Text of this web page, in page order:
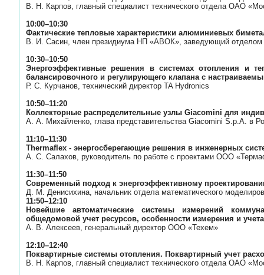
В. Н. Карпов, главный специалист технического отдела ОАО
10:00–10:30
Фактические тепловые характеристики алюминиевых
В. И. Сасин, член президиума НП «АВОК», заведующий
10:30–10:50
Энергоэффективные решения в системах отопления и
балансировочного и регулирующего клапана с
Р. С. Курчанов, технический директор TA Hydronics
10:50–11:20
Коллекторные распределительные узлы Giacomini для
А. А. Михайленко, глава представительства Giacomini S.p.A. в
11:10–11:30
Thermaflex - энергосберегающие решения в инженерных
А. С. Салахов, руководитель по работе с проектами ООО
11:30–11:50
Современный подход к энергоэффективному
Д. М. Денисихина, начальник отдела математического
11:50–12:10
Новейшие автоматические системы измерений
общедомовой учет ресурсов, особенности измерения и
А. В. Алексеев, генеральный директор ООО «Техем»
12:10–12:40
Поквартирные системы отопления. Поквартирный учет
В. Н. Карпов, главный специалист технического отдела ОАО